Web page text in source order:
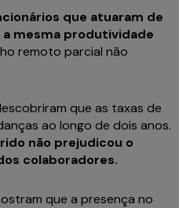
que atuaram de
mesma produtividade
remoto parcial não
que as taxas de
ao longo de dois anos.
não prejudicou o
colaboradores.
que a presença no